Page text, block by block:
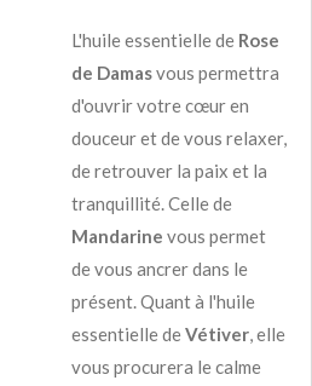
L'huile essentielle de Rose
de Damasvous permettra
d'ouvrir votre cœur en
douceur et de vous relaxer,
de retrouver la paix et la
tranquillité. Celle de
Mandarine vous permet
de vous ancrer dans le
présent. Quant à l'huile
essentielle deVétiver, elle
vous procurera le calme